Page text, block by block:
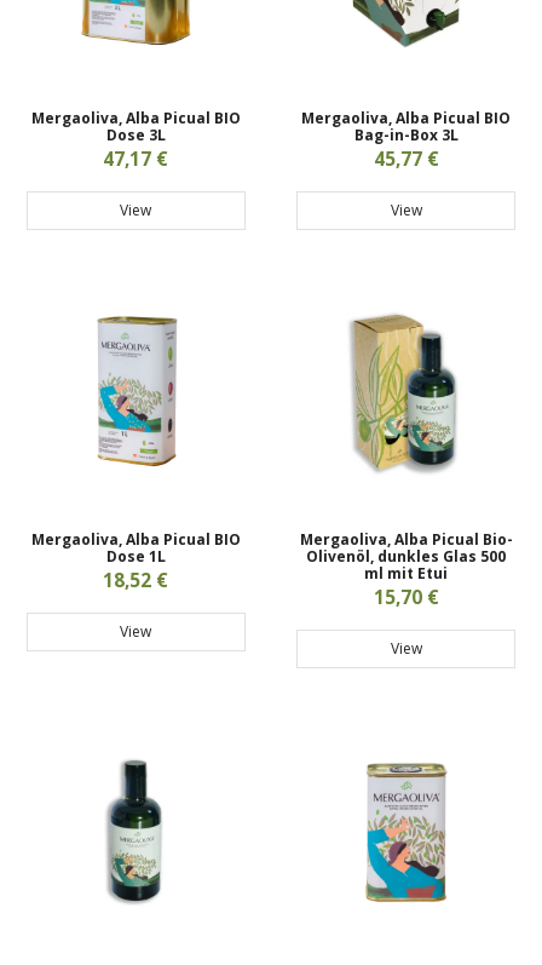
Mergaoliva, Alba Picual BIO
Dose 3L
47,17 €
View
Mergaoliva, Alba Picual BIO
Bag-in-Box 3L
45,77 €
View
Mergaoliva, Alba Picual BIO
Dose 1L
18,52 €
View
Mergaoliva, Alba Picual Bio-
Olivenöl, dunkles Glas 500
ml mit Etui
15,70 €
View